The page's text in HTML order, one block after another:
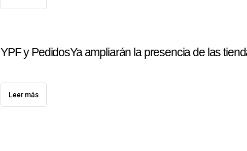
YPF y PedidosYa ampliarán la presencia de las
Leer más